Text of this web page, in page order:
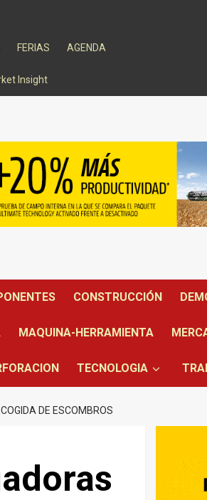
FERIAS AGENDA
Insight
CONSTRUCCIÓN
MAQUINA-HERRAMIENTA
TECNOLOGIA
DE ESCOMBROS